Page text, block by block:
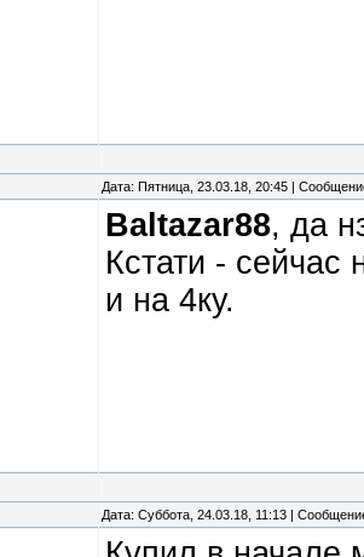
Дата: Пятница, 23.03.18, 20:45 |
Baltazar88, да
Кстати - сейчас
и на 4ку.
Дата: Суббота, 24.03.18, 11:13 |